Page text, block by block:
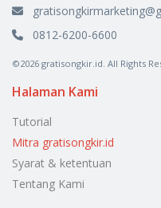
0812-6200-6600
©2026 gratisongkir.id. All Rights
Halaman Kami
Tutorial
Mitra gratisongkir.id
Syarat & ketentuan
Tentang Kami